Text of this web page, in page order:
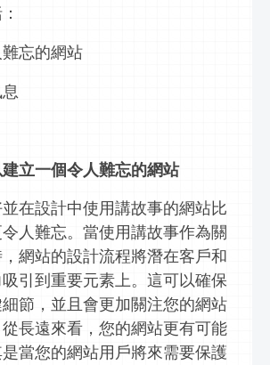
忘的網站
建立一個令人難忘的網站
在設計中使用講故事的網站比
人難忘。當使用講故事作為關
網站的設計流程將潛在客戶和
引到重要元素上。這可以確保
節，並且會更加關注您的網站
長遠來看，您的網站更有可能
當您的網站用戶將來需要保護